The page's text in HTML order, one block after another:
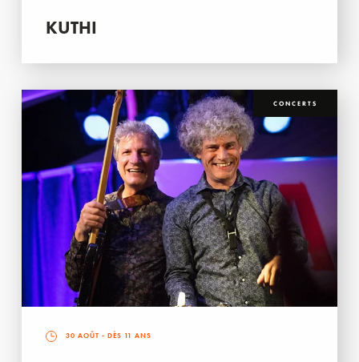
KUTHI
CONCERTS
30 AOÛT - DÈS 11 ANS